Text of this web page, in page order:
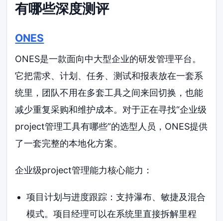
有哪些深度测评
ONES
ONES是一款面向中大型企业的研发管理平台。
它把需求、计划、任务、测试和报表放在一套系
统里，团队不用在多套工具之间来回切换，也能
减少重复采购和维护成本。对于正在寻找“企业级
project管理工具有哪些”的选型人员，ONES提供
了一套完整的本地化方案。
企业级project管理能力核心能力：
项目计划与进度跟踪：支持瀑布、敏捷及混合
模式。项目经理可以在系统里直接拆解里程